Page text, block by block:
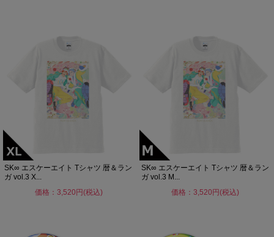
SK∞ エスケーエイト Tシャツ 暦＆ラン
ガ vol.3 X...
価格：3,520円(税込)
SK∞ エスケーエイト Tシャツ 暦＆ラン
ガ vol.3 M...
価格：3,520円(税込)